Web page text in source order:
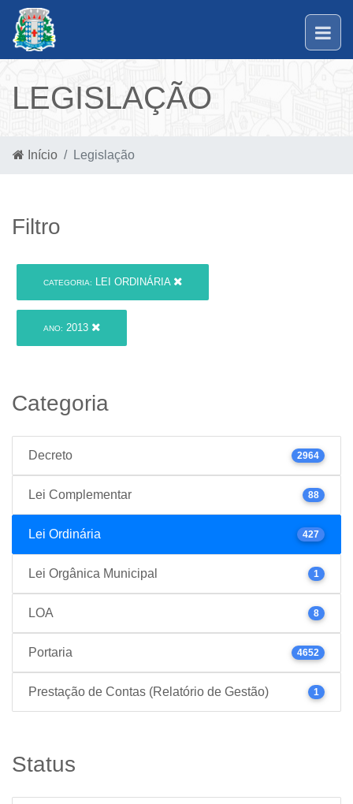
LEGISLAÇÃO
Início Legislação
Filtro
CATEGORIA: LEI ORDINÁRIA
ANO: 2013
Categoria
Decreto 2964
Lei Complementar 88
Lei Ordinária 427
Lei Orgânica Municipal 1
LOA 8
Portaria 4652
Prestação de Contas (Relatório de Gestão) 1
Status